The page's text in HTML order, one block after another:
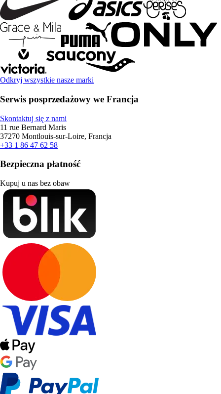
Odkryj wszystkie nasze marki
Serwis posprzedażowy we Francja
Skontaktuj się z nami
11 rue Bernard Maris
37270 Montlouis-sur-Loire, Francja
+33 1 86 47 62 58
Bezpieczna płatność
Kupuj u nas bez obaw